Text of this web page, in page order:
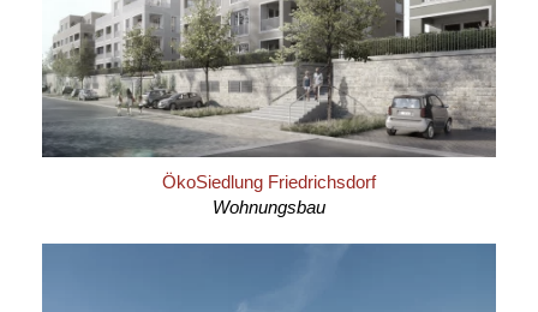
ÖkoSiedlung Friedrichsdorf
Wohnungsbau